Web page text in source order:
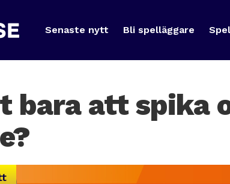
Senaste nytt Bli spelläggare
bara att spika